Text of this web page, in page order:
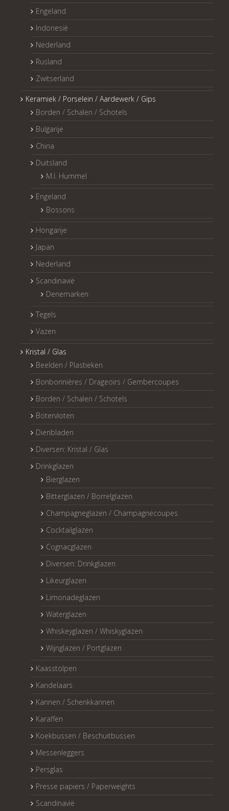
Engeland
Indonesië
Nederland
Rusland
Zwitserland
Keramiek / Porselein / Aardewerk / Gips
Borden / Schalen / Schotels
Bulgarije
China
Duitsland
M.I. Hummel
Engeland
Bossons
Hongarije
Japan
Nederland
Scandinavië
Denemarken
Tegels
Vazen
Kristal / Glas
Beelden / Plastieken
Bonbonnières / Drageoirs / Gembercoupes
Borden / Schalen / Schotels
Botervloten
Dienbladen
Diversen: Kristal / Glas
Drinkglazen
Bierglazen
Bitterglazen / Borrelglazen
Champagneglazen / Champagnecoupes
Cocktailglazen
Cognacglazen
Diversen: Drinkglazen
Likeurglazen
Limonadeglazen
Waterglazen
Whiskeyglazen / Whiskyglazen
Wijnglazen / Portglazen
Kaasstolpen
Kandelaars
Kannen / Schenkkannen
Karaffen
Koekbussen / Beschuitbussen
Messenleggers
Persglas
Presse papiers / Paperweights
Scandinavië